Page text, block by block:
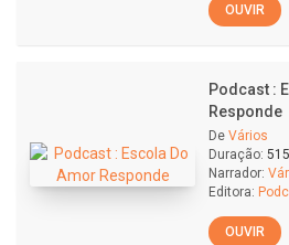
OUVIR
Podcast :
Responde
De Vários
Duração:
Narrador:
Editora:
OUVIR